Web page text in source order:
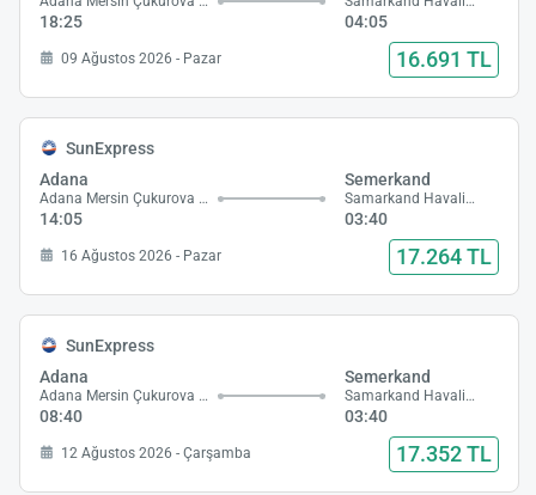
18:25 04:05
09 Ağustos 2026 - Pazar 16.691 TL
SunExpress
Adana
Adana Mersin Çukurova Havalimanı
14:05
Semerkand
Samarkand Havalimanı
03:40
16 Ağustos 2026 - Pazar 17.264 TL
SunExpress
Adana
Adana Mersin Çukurova Havalimanı
08:40
Semerkand
Samarkand Havalimanı
03:40
12 Ağustos 2026 - Çarşamba 17.352 TL